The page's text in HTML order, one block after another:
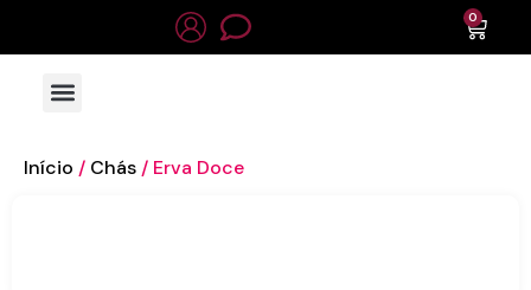
0
Início / Chás / Erva Doce